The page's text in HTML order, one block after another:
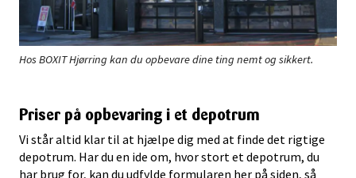
Hos BOXIT Hjørring kan du opbevare dine ting nemt og sikkert.
Priser på opbevaring i et depotrum
Vi står altid klar til at hjælpe dig med at finde det rigtige
depotrum. Har du en ide om, hvor stort et depotrum, du
har brug for, kan du udfylde formularen her på siden, så